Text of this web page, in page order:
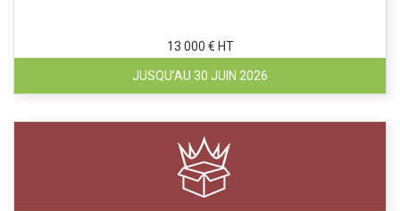
13 000 € HT
JUSQU’AU 30 JUIN 2026